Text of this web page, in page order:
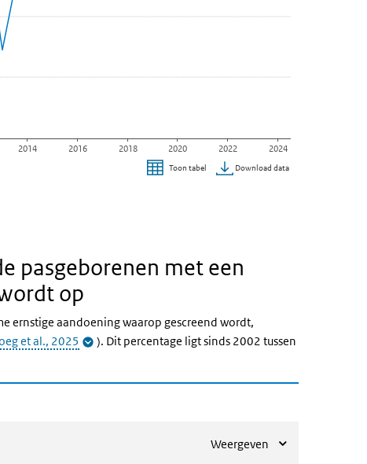
2014 2016 2018 2020 2022 2024
Toon tabel Download data
pasgeborenen met een
op
ernstige aandoening waarop gescreend wordt,
et al., 2025
). Dit percentage ligt sinds 2002 tussen
Weergeven